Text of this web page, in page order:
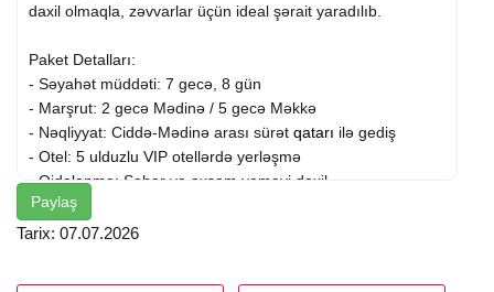
daxil olmaqla, zəvvarlar üçün ideal şərait yaradılıb.
Paket Detalları:
- Səyahət müddəti: 7 gecə, 8 gün
- Marşrut: 2 gecə Mədinə / 5 gecə Məkkə
- Nəqliyyat: Ciddə-Mədinə arası sürət qatarı ilə gediş
- Otel: 5 ulduzlu VIP otellərdə yerləşmə
- Qidalanma: Səhər və axşam yeməyi daxil
Qiymətlər:
Paylaş
Tarix: 07.07.2026